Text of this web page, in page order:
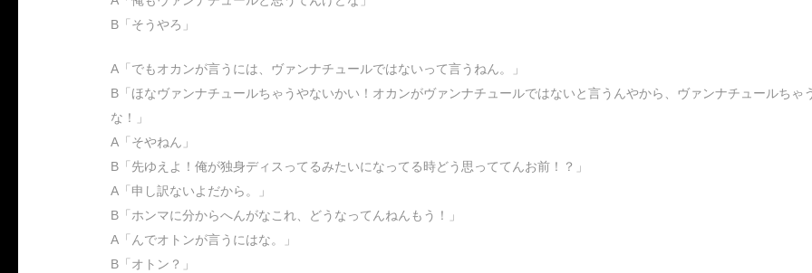
B「そうやろ」
A「でもオカンが言うには、ヴァンナチュールではないって言うねん。」
B「ほなヴァンナチュールちゃうやないかい！オカンがヴァンナチュールではないと言うんやから、ヴァンナチュールちゃ
な！」
A「そやねん」
B「先ゆえよ！俺が独身ディスってるみたいになってる時どう思っててんお前！？」
A「申し訳ないよだから。」
B「ホンマに分からへんがなこれ、どうなってんねんもう！」
A「んでオトンが言うにはな。」
B「オトン？」